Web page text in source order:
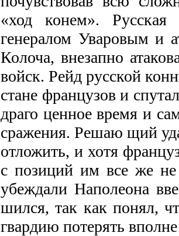
«ход конем».
генералом Уваровым и
Колоча, внезапно
войск. Рейд русской
стане французов и
драго­ ценное время и
сражения. Решаю­ щий
отложить, и хотя
с пози­ций им все же
убеждали Наполеона
шился, так как понял,
гвардию потерять